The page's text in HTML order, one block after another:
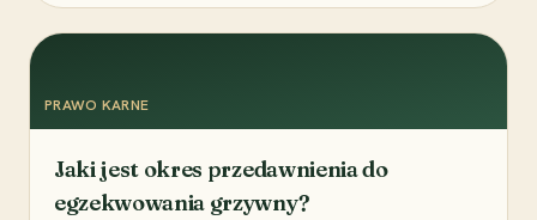
PRAWO KARNE
Jaki jest okres przedawnienia do
egzekwowania grzywny?